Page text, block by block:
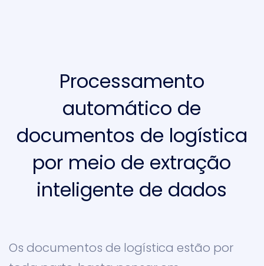
Processamento
automático de
documentos de logística
por meio de extração
inteligente de dados
Os documentos de logística estão por